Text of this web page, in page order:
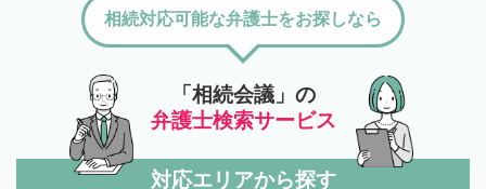
「相続会議」の
弁護士検索サービス
相続対応可能な弁護士をお探しなら
対応エリアから探す